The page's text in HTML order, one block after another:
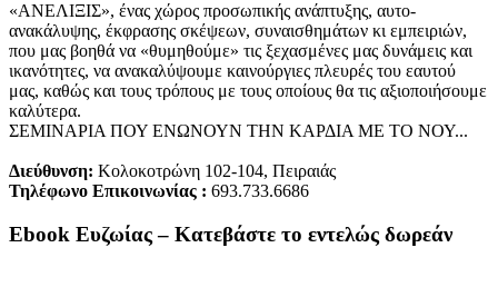
«ΑΝΕΛΙΞΙΣ», ένας χώρος προσωπικής ανάπτυξης, αυτo-
ανακάλυψης, έκφρασης σκέψεων, συναισθημάτων κι εμπειριών,
που μας βοηθά να «θυμηθούμε» τις ξεχασμένες μας δυνάμεις και
ικανότητες, να ανακαλύψουμε καινούργιες πλευρές του εαυτού
μας, καθώς και τους τρόπους με τους οποίους θα τις αξιοποιήσουμε
καλύτερα.
ΣΕΜΙΝΑΡΙΑ ΠΟΥ ΕΝΩΝΟΥΝ ΤΗΝ ΚΑΡΔΙΑ ΜΕ ΤΟ ΝΟΥ...
Διεύθυνση: Κολοκοτρώνη 102-104, Πειραιάς
Τηλέφωνο Επικοινωνίας : 693.733.6686
Ebook Ευζωίας – Κατεβάστε το εντελώς δωρεάν